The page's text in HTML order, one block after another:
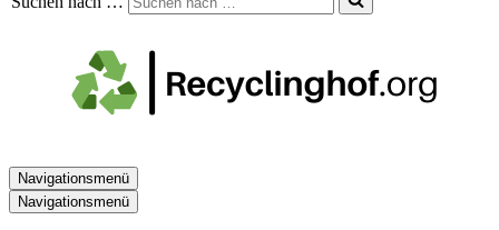
Navigationsmenü
Navigationsmenü